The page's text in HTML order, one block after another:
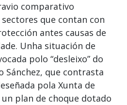
comparativo
que contan con
antes causas de
Unha situación de
polo “desleixo” do
Sánchez, que contrasta
pola Xunta de
plan de choque dotado